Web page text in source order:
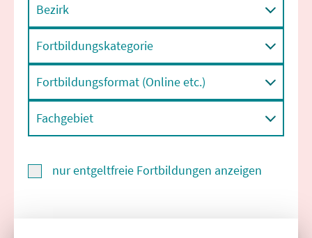
Bezirk
Fortbildungskategorie
Fortbildungsformat (Online etc.)
Fachgebiet
nur entgeltfreie Fortbildungen anzeigen